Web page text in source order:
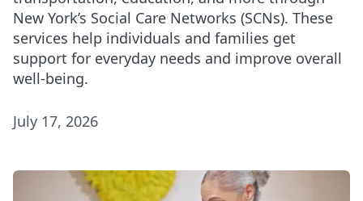
New York’s Social Care Networks (SCNs). These
services help individuals and families get
support for everyday needs and improve overall
well-being.
July 17, 2026